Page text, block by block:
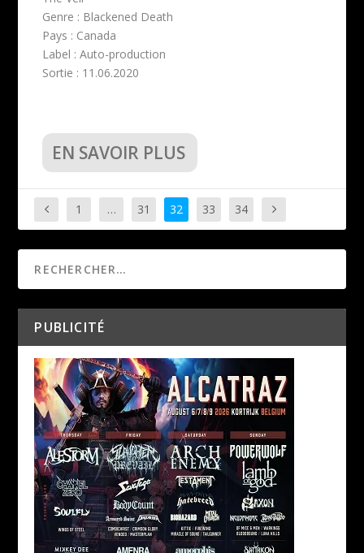
Genre : Blackened Death
Pays : Canada
Label : Auto-production
Sortie : 11.06.2020
EN SAVOIR PLUS
1 … 31 32 33 34
PUBLICITÉ